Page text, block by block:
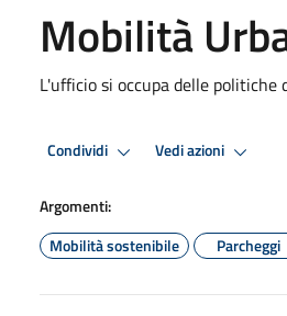
Mobilità
L'ufficio si occupa delle politiche
Condividi Vedi azioni
Argomenti:
Mobilità sostenibile
Parcheggi